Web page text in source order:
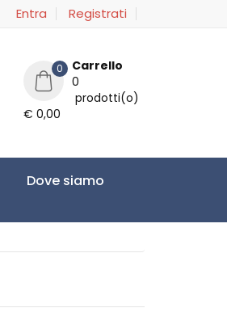
Entra Registrati
0
Carrello
0
prodotti(o)
€ 0,00
Dove siamo